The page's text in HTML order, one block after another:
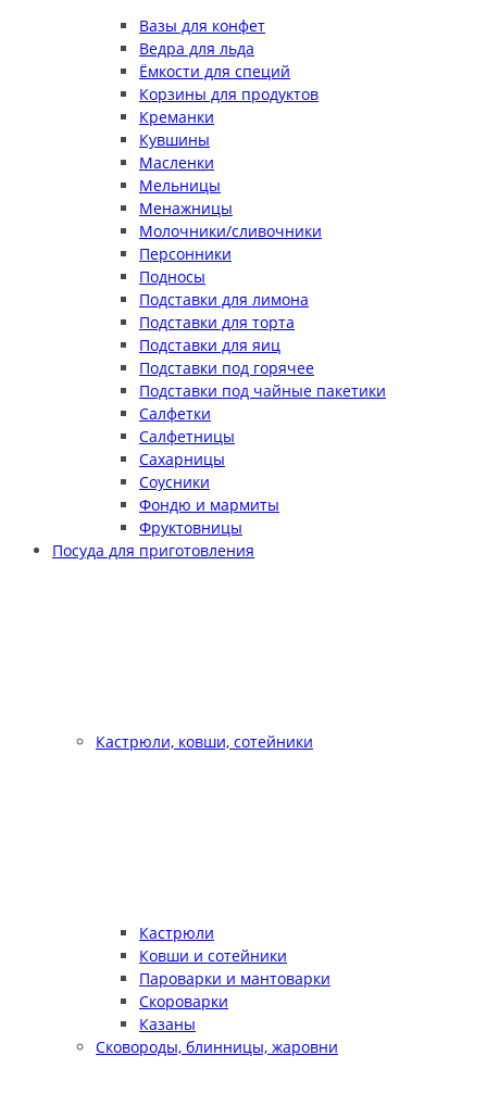
Вазы для конфет
Ведра для льда
Ёмкости для специй
Корзины для продуктов
Креманки
Кувшины
Масленки
Мельницы
Менажницы
Молочники/сливочники
Персонники
Подносы
Подставки для лимона
Подставки для торта
Подставки для яиц
Подставки под горячее
Подставки под чайные пакетики
Салфетки
Салфетницы
Сахарницы
Соусники
Фондю и мармиты
Фруктовницы
Посуда для приготовления
Кастрюли, ковши, сотейники
Кастрюли
Ковши и сотейники
Пароварки и мантоварки
Скороварки
Казаны
Сковороды, блинницы, жаровни